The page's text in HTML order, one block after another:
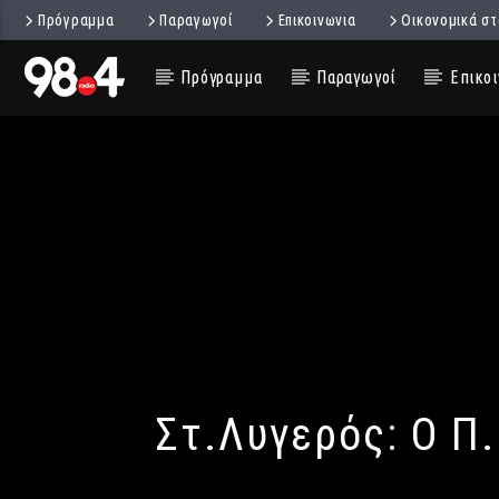
Πρόγραμμα Παραγωγοί Επικοινωνια Οικονομικά
Πρόγραμμα Παραγωγοί
Στ.Λυγερός: Ο